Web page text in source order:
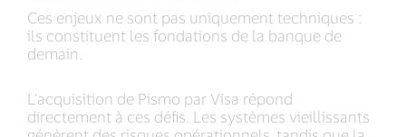
Ces enjeux ne sont pas uniquement techniques :
ils constituent les fondations de la banque de
demain.
L’acquisition de Pismo par Visa répond
directement à ces défis. Les systèmes vieillissants